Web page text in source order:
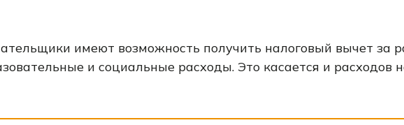
имеют возможность получить налоговый вычет за
и социальные расходы. Это касается и расходов